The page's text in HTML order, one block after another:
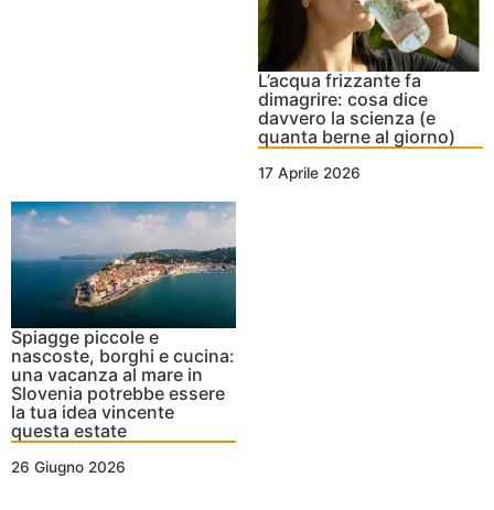
L’acqua frizzante fa
dimagrire: cosa dice
davvero la scienza (e
quanta berne al giorno)
17 Aprile 2026
Spiagge piccole e
nascoste, borghi e cucina:
una vacanza al mare in
Slovenia potrebbe essere
la tua idea vincente
questa estate
26 Giugno 2026